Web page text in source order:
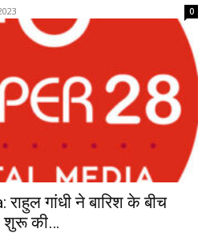
0
गांधी ने बारिश के बीच
शुरू की…